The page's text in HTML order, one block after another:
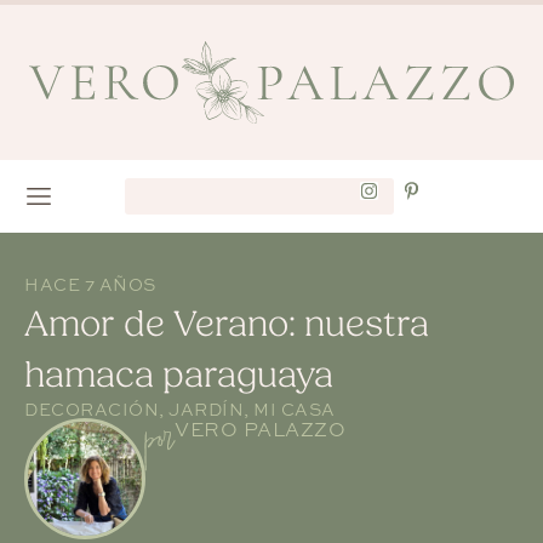
HACE 7 AÑOS
Amor de Verano: nuestra
hamaca paraguaya
DECORACIÓN JARDÍN MI CASA
porVERO PALAZZO